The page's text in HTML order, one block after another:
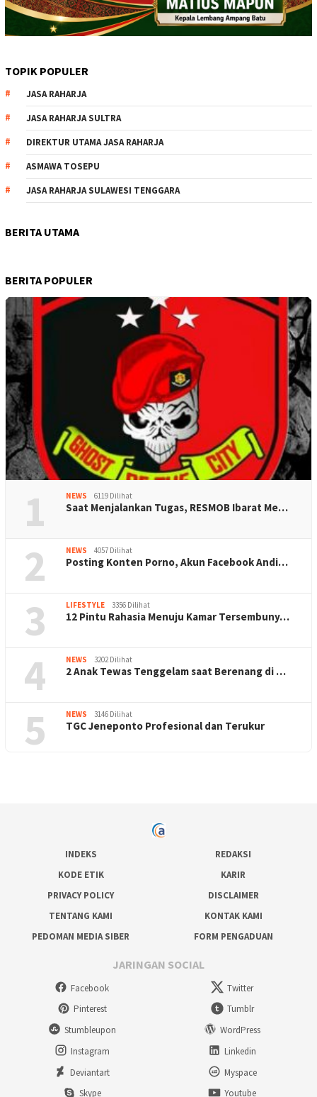
TOPIK POPULER
JASA RAHARJA
JASA RAHARJA SULTRA
DIREKTUR UTAMA JASA RAHARJA
ASMAWA TOSEPU
JASA RAHARJA SULAWESI TENGGARA
BERITA UTAMA
BERITA POPULER
1 NEWS 6119 Dilihat
Saat Menjalankan Tugas, RESMOB Ibarat Me…
2 NEWS 4057 Dilihat
Posting Konten Porno, Akun Facebook Andi…
3 LIFESTYLE 3356 Dilihat
12 Pintu Rahasia Menuju Kamar Tersembuny…
4 NEWS 3202 Dilihat
2 Anak Tewas Tenggelam saat Berenang di …
5 NEWS 3146 Dilihat
TGC Jeneponto Profesional dan Terukur
INDEKS
REDAKSI
KODE ETIK
KARIR
PRIVACY POLICY
DISCLAIMER
TENTANG KAMI
KONTAK KAMI
PEDOMAN MEDIA SIBER
FORM PENGADUAN
JARINGAN SOCIAL
Facebook
Twitter
Pinterest
Tumblr
Stumbleupon
WordPress
Instagram
Linkedin
Deviantart
Myspace
Skype
Youtube